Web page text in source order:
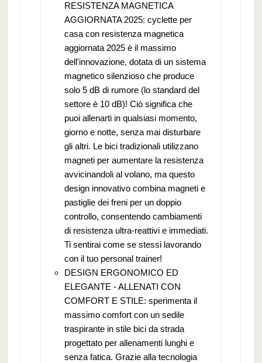
RESISTENZA MAGNETICA
AGGIORNATA 2025: cyclette per
casa con resistenza magnetica
aggiornata 2025 è il massimo
dell'innovazione, dotata di un sistema
magnetico silenzioso che produce
solo 5 dB di rumore (lo standard del
settore è 10 dB)! Ciò significa che
puoi allenarti in qualsiasi momento,
giorno e notte, senza mai disturbare
gli altri. Le bici tradizionali utilizzano
magneti per aumentare la resistenza
avvicinandoli al volano, ma questo
design innovativo combina magneti e
pastiglie dei freni per un doppio
controllo, consentendo cambiamenti
di resistenza ultra-reattivi e immediati.
Ti sentirai come se stessi lavorando
con il tuo personal trainer!
DESIGN ERGONOMICO ED
ELEGANTE - ALLENATI CON
COMFORT E STILE: sperimenta il
massimo comfort con un sedile
traspirante in stile bici da strada
progettato per allenamenti lunghi e
senza fatica. Grazie alla tecnologia